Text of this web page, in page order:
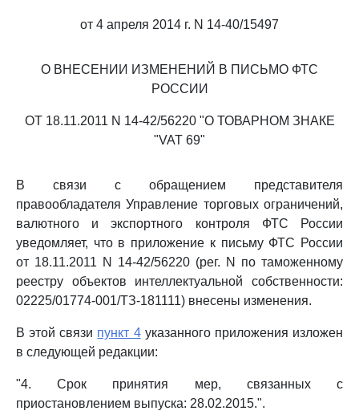
от 4 апреля 2014 г. N 14-40/15497
О ВНЕСЕНИИ ИЗМЕНЕНИЙ В ПИСЬМО ФТС
РОССИИ
ОТ 18.11.2011 N 14-42/56220 "О ТОВАРНОМ ЗНАКЕ
"VAT 69"
В связи с обращением представителя
правообладателя Управление торговых ограничений,
валютного и экспортного контроля ФТС России
уведомляет, что в приложение к письму ФТС России
от 18.11.2011 N 14-42/56220 (рег. N по таможенному
реестру объектов интеллектуальной собственности:
02225/01774-001/ТЗ-181111) внесены изменения.
В этой связи пункт 4указанного приложения изложен
в следующей редакции:
"4. Срок принятия мер, связанных с
приостановлением выпуска: 28.02.2015.".